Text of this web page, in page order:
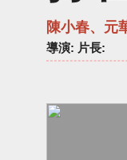
陳小春、元
導演: 片長: